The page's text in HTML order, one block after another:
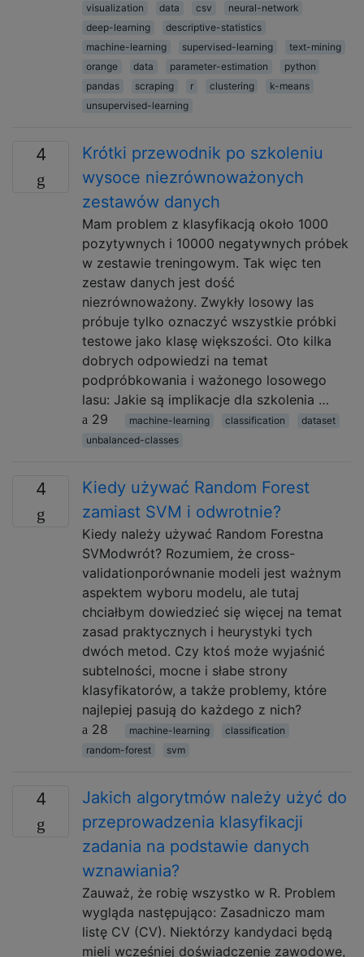
visualization
data csv
neural-network
deep-learning
descriptive-statistics
machine-learning
supervised-learning
text-mining
orange
data parameter-estimation
python
pandas
scraping r clustering
k-means
unsupervised-learning
4
Krótki przewodnik po szkoleniu
wysoce niezrównoważonych
zestawów danych
Mam problem z klasyfikacją około 1000
pozytywnych i 10000 negatywnych próbek
w zestawie treningowym. Tak więc ten
zestaw danych jest dość
niezrównoważony. Zwykły losowy las
próbuje tylko oznaczyć wszystkie próbki
testowe jako klasę większości. Oto kilka
dobrych odpowiedzi na temat
podpróbkowania i ważonego losowego
lasu: Jakie są implikacje dla szkolenia …
29
machine-learning classification
dataset
unbalanced-classes
4
Kiedy używać Random Forest
zamiast SVM i odwrotnie?
Kiedy należy używać Random Forestna
SVModwrót? Rozumiem, że cross-
validationporównanie modeli jest ważnym
aspektem wyboru modelu, ale tutaj
chciałbym dowiedzieć się więcej na temat
zasad praktycznych i heurystyki tych
dwóch metod. Czy ktoś może wyjaśnić
subtelności, mocne i słabe strony
klasyfikatorów, a także problemy, które
najlepiej pasują do każdego z nich?
28
machine-learning
classification
random-forest
svm
4
Jakich algorytmów należy użyć do
przeprowadzenia klasyfikacji
zadania na podstawie danych
wznawiania?
Zauważ, że robię wszystko w R. Problem
wygląda następująco: Zasadniczo mam
listę CV (CV). Niektórzy kandydaci będą
mieli wcześniej doświadczenie zawodowe,